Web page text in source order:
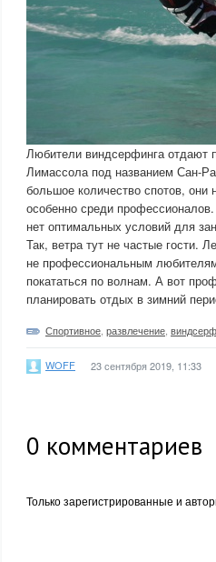
Любители виндсерфинга отдают
Лимассола под названием Сан-
большое количество спотов,
особенно среди
нет оптимальных условий для
Так, ветра тут не частые гости.
не профессиональным
покататься по волнам. А вот
планировать отдых в зимний
Спортивное развлечение
WOFF 23 сентября 2019, 11:33
0 комментариев
Только зарегистрированные и